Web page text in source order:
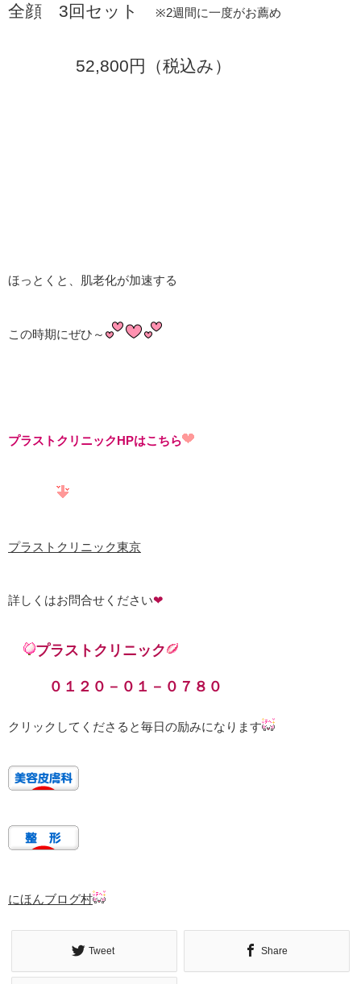
全顔 3回セット ※2週間に一度がお薦め
52,800円（税込み）
ほっとくと、肌老化が加速する
この時期にぜひ～
プラストクリニックHPはこちら
プラストクリニック東京
詳しくはお問合せください❤
プラストクリニック
０１２０－０１－０７８０
クリックしてくださると毎日の励みになります
にほんブログ村
Tweet Share